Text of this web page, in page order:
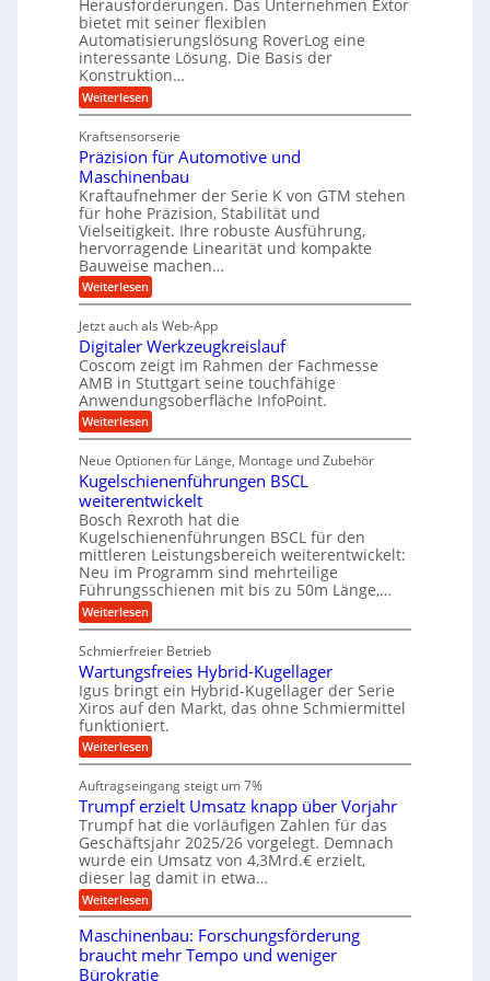
V
e
r
g
l
e
i
c
h
g
e
l
g
e
w
i
n
d
e
t
r
i
e
b
e
f
ü
r
r
a
e
U
m
g
e
b
u
n
e
n
U
m
s
a
t
z
u
n
d
A
u
f
t
r
a
g
s
e
i
n
g
a
n
g
n
a
u
c
h
i
n
Z
e
e
n
v
o
n
K
I
w
i
c
h
t
i
g
e
r
a
l
s
M
a
s
c
h
i
n
e
n
Herausforderungen. Das Unternehmen Extor
bietet mit seiner flexiblen
Automatisierungslösung RoverLog eine
interessante Lösung. Die Basis der
Konstruktion…
Weiterlesen:
Z
h
n
s
t
a
n
g
e
n
g
e
t
r
i
e
b
e
f
ü
r
r
ä
z
i
s
e
H
u
b
b
e
w
e
g
u
n
g
e
n
Kraftsensorserie
Präzision für Automotive und
Maschinenbau
Kraftaufnehmer der Serie K von GTM stehen
für hohe Präzision, Stabilität und
Vielseitigkeit. Ihre robuste Ausführung,
hervorragende Linearität und kompakte
Bauweise machen…
Weiterlesen:
P
ä
z
i
s
i
o
n
f
r
A
u
t
o
m
o
t
i
v
e
n
d
M
a
s
c
h
i
e
n
b
a
u
Jetzt auch als Web-App
Digitaler Werkzeugkreislauf
Coscom zeigt im Rahmen der Fachmesse
AMB in Stuttgart seine touchfähige
Anwendungsoberfläche InfoPoint.
Weiterlesen:
D
g
i
t
a
l
e
r
W
e
r
k
z
e
u
g
k
r
e
i
s
a
u
f
Neue Optionen für Länge, Montage und Zubehör
Kugelschienenführungen BSCL
weiterentwickelt
Bosch Rexroth hat die
Kugelschienenführungen BSCL für den
mittleren Leistungsbereich weiterentwickelt:
Neu im Programm sind mehrteilige
Führungsschienen mit bis zu 50m Länge,…
Weiterlesen:
K
g
e
l
s
c
h
i
e
e
n
f
ü
h
r
u
n
g
e
B
Schmierfreier Betrieb
Wartungsfreies Hybrid-Kugellager
Igus bringt ein Hybrid-Kugellager der Serie
Xiros auf den Markt, das ohne Schmiermittel
funktioniert.
Weiterlesen:
W
r
t
u
n
g
s
f
r
e
i
e
s
H
Auftragseingang steigt um 7%
Trumpf erzielt Umsatz knapp über Vorjahr
Trumpf hat die vorläufigen Zahlen für das
Geschäftsjahr 2025/26 vorgelegt. Demnach
wurde ein Umsatz von 4,3Mrd.€ erzielt,
dieser lag damit in etwa…
Weiterlesen:
T
u
m
p
Maschinenbau: Forschungsförderung
braucht mehr Tempo und weniger
Bürokratie